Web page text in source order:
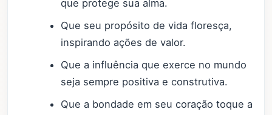
que protege sua alma.
Que seu propósito de vida floresça,
inspirando ações de valor.
Que a influência que exerce no mundo
seja sempre positiva e construtiva.
Que a bondade em seu coração toque a